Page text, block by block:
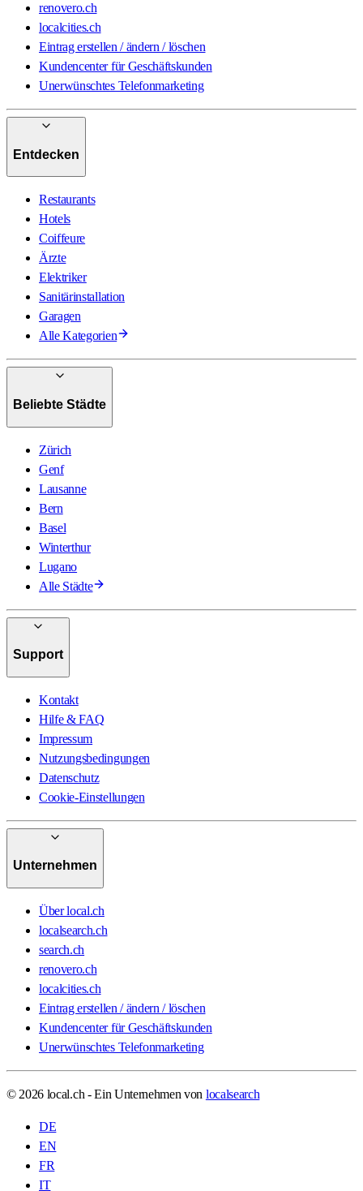
renovero.ch
localcities.ch
Eintrag erstellen / ändern / löschen
Kundencenter für Geschäftskunden
Unerwünschtes Telefonmarketing
Entdecken
Restaurants
Hotels
Coiffeure
Ärzte
Elektriker
Sanitärinstallation
Garagen
Alle Kategorien
Beliebte Städte
Zürich
Genf
Lausanne
Bern
Basel
Winterthur
Lugano
Alle Städte
Support
Kontakt
Hilfe & FAQ
Impressum
Nutzungsbedingungen
Datenschutz
Cookie-Einstellungen
Unternehmen
Über local.ch
localsearch.ch
search.ch
renovero.ch
localcities.ch
Eintrag erstellen / ändern / löschen
Kundencenter für Geschäftskunden
Unerwünschtes Telefonmarketing
© 2026 local.ch - Ein Unternehmen von localsearch
DE
EN
FR
IT